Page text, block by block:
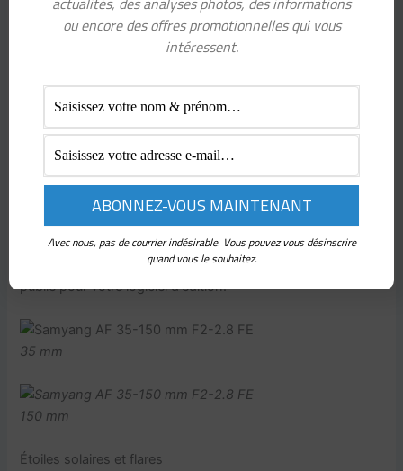
ouverture de f/5,6 ou inférieure.
150 mm
Distorsion
La distorsion en barillet est bien contrôlée, mais il y a une
certaine distorsion en coussinet évidente à 150 mm dans
les fichiers JPEG et RAW que vous devrez corriger en post-
traitement jusqu'à ce qu'un profil d'objectif approprié soit
publié pour votre logiciel d'édition.
35 mm
150 mm
Étoiles solaires et flares
ou encore des offres promotionnelles qui vous
intéressent.
Avec nous, pas de courrier indésirable. Vous pouvez vous désinscrire
quand vous le souhaitez.